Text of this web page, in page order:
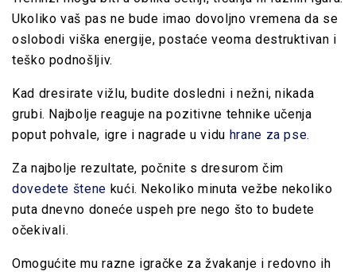
Ukoliko vaš pas ne bude imao dovoljno vremena da se
oslobodi viška energije, postaće veoma destruktivan i
teško podnošljiv.
Kad dresirate vižlu, budite dosledni i nežni, nikada
grubi. Najbolje reaguje na pozitivne tehnike učenja
poput pohvale, igre i nagrade u vidu hrane za pse.
Za najbolje rezultate, počnite s dresurom čim
dovedete štene kući. Nekoliko minuta vežbe nekoliko
puta dnevno doneće uspeh pre nego što to budete
očekivali.
Omogućite mu razne igračke za žvakanje i redovno ih